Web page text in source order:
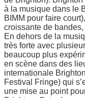
à la musique dans le
BIMM pour faire
croissante de
En dehors de la
très forte avec
beaucoup plus
en scène dans des
internationale
Festival Fringe) qui
une mise au point